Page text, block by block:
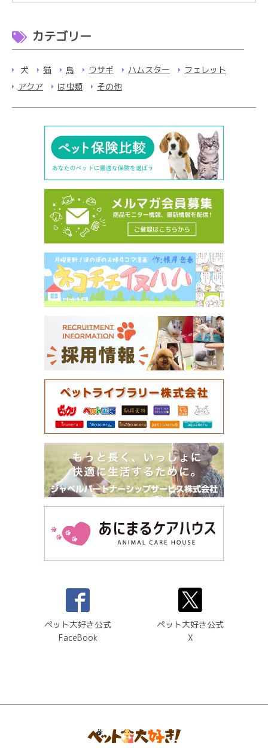
カテゴリー
犬 猫 鳥 ウサギ ハムスター
フェレット
アクア
は虫類 その他
ペット大好き公式
FaceBook
ペット大好き公式
X